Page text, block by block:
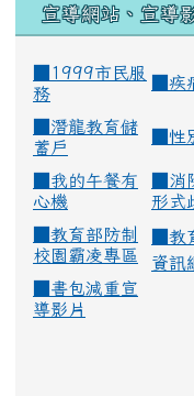
宣導網站、宣導
■1999市民服
務
疾
潛龍教育儲
蓄戶
性
我的午餐有
心機
消
形式
教育部防制
校園霸凌專區
教
資訊
書包減重宣
導影片